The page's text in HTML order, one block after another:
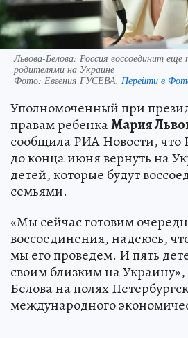
Львова-Белова: Россия воссоединит
родителями на Украине
Фото: Евгения ГУСЕВА. Перейти в
Уполномоченный при
правам ребенкаМария
сообщила РИА Новости, что
до конца июня вернуть на
детей, которые будут
семьями.
«Мы сейчас готовим
воссоединения, надеюсь,
мы его проведем. И пять
своим близким на Украину»,
Белова на полях
международного